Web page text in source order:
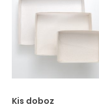
Kis doboz